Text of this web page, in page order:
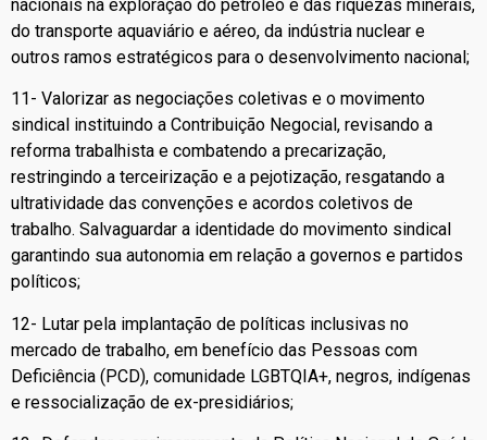
nacionais na exploração do petróleo e das riquezas minerais,
do transporte aquaviário e aéreo, da indústria nuclear e
outros ramos estratégicos para o desenvolvimento nacional;
11- Valorizar as negociações coletivas e o movimento
sindical instituindo a Contribuição Negocial, revisando a
reforma trabalhista e combatendo a precarização,
restringindo a terceirização e a pejotização, resgatando a
ultratividade das convenções e acordos coletivos de
trabalho. Salvaguardar a identidade do movimento sindical
garantindo sua autonomia em relação a governos e partidos
políticos;
12- Lutar pela implantação de políticas inclusivas no
mercado de trabalho, em benefício das Pessoas com
Deficiência (PCD), comunidade LGBTQIA+, negros, indígenas
e ressocialização de ex-presidiários;